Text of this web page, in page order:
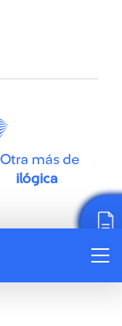
Otra más de
ilógica